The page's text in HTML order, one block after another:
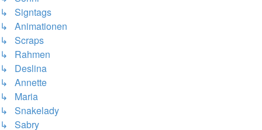
↳ Signtags
↳ Animationen
↳ Scraps
↳ Rahmen
↳ Deslina
↳ Annette
↳ Maria
↳ Snakelady
↳ Sabry